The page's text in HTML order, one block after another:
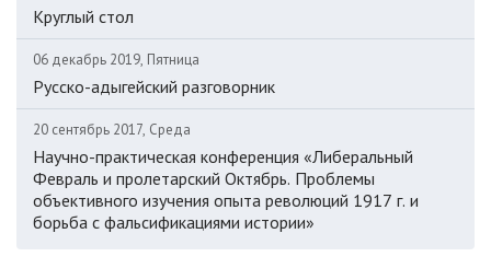
Круглый стол
06 декабрь 2019, Пятница
Русско-адыгейский разговорник
20 сентябрь 2017, Среда
Научно-практическая конференция «Либеральный
Февраль и пролетарский Октябрь. Проблемы
объективного изучения опыта революций 1917 г. и
борьба с фальсификациями истории»